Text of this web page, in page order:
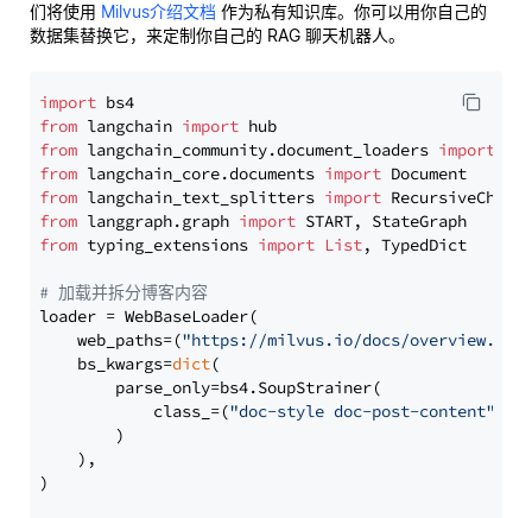
们将使用 Milvus介绍文档 作为私有知识库。你可以用你自己的
数据集替换它，来定制你自己的 RAG 聊天机器人。
import
from langchain import
from langchain_community.document_loaders import
from langchain_core.documents import
from langchain_text_splitters import
from langgraph.graph import
from typing_extensions import List, TypedDict
# 加载并拆分博客内容
loader = WebBaseLoader(
    web_paths=(
"https://milvus.io/docs/overview.md"
    bs_kwargs=
dict(
        parse_only=bs4.SoupStrainer(
            class_=(
"doc-style doc-post-content"
        )
    ),
)